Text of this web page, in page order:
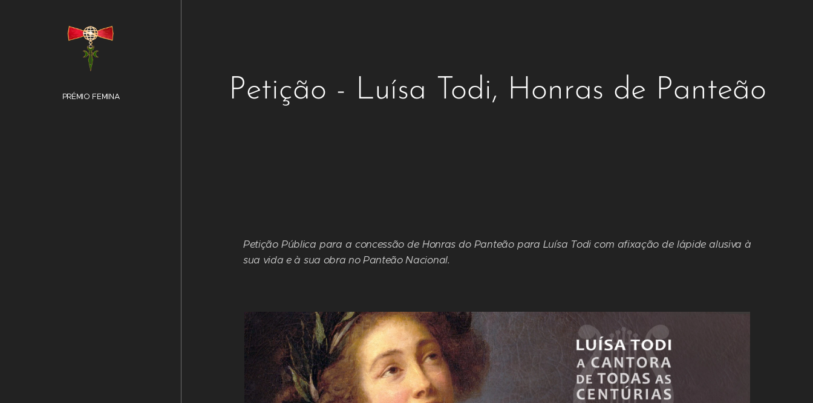
PRÉMIO FEMINA Petição - Luísa Todi, Honras de Panteão
Petição Pública para a concessão de Honras do Panteão para Luísa Todi com afixação de lápide alusiva à
sua vida e à sua obra no Panteão Nacional.